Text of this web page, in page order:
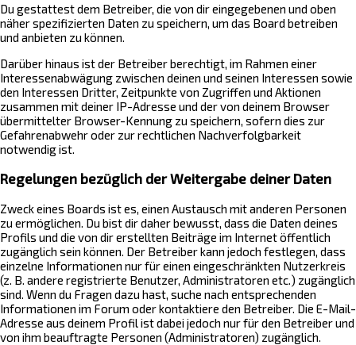
Du gestattest dem Betreiber, die von dir eingegebenen und oben
näher spezifizierten Daten zu speichern, um das Board betreiben
und anbieten zu können.
Darüber hinaus ist der Betreiber berechtigt, im Rahmen einer
Interessenabwägung zwischen deinen und seinen Interessen sowie
den Interessen Dritter, Zeitpunkte von Zugriffen und Aktionen
zusammen mit deiner IP-Adresse und der von deinem Browser
übermittelter Browser-Kennung zu speichern, sofern dies zur
Gefahrenabwehr oder zur rechtlichen Nachverfolgbarkeit
notwendig ist.
Regelungen bezüglich der Weitergabe deiner Daten
Zweck eines Boards ist es, einen Austausch mit anderen Personen
zu ermöglichen. Du bist dir daher bewusst, dass die Daten deines
Profils und die von dir erstellten Beiträge im Internet öffentlich
zugänglich sein können. Der Betreiber kann jedoch festlegen, dass
einzelne Informationen nur für einen eingeschränkten Nutzerkreis
(z. B. andere registrierte Benutzer, Administratoren etc.) zugänglich
sind. Wenn du Fragen dazu hast, suche nach entsprechenden
Informationen im Forum oder kontaktiere den Betreiber. Die E-Mail-
Adresse aus deinem Profil ist dabei jedoch nur für den Betreiber und
von ihm beauftragte Personen (Administratoren) zugänglich.